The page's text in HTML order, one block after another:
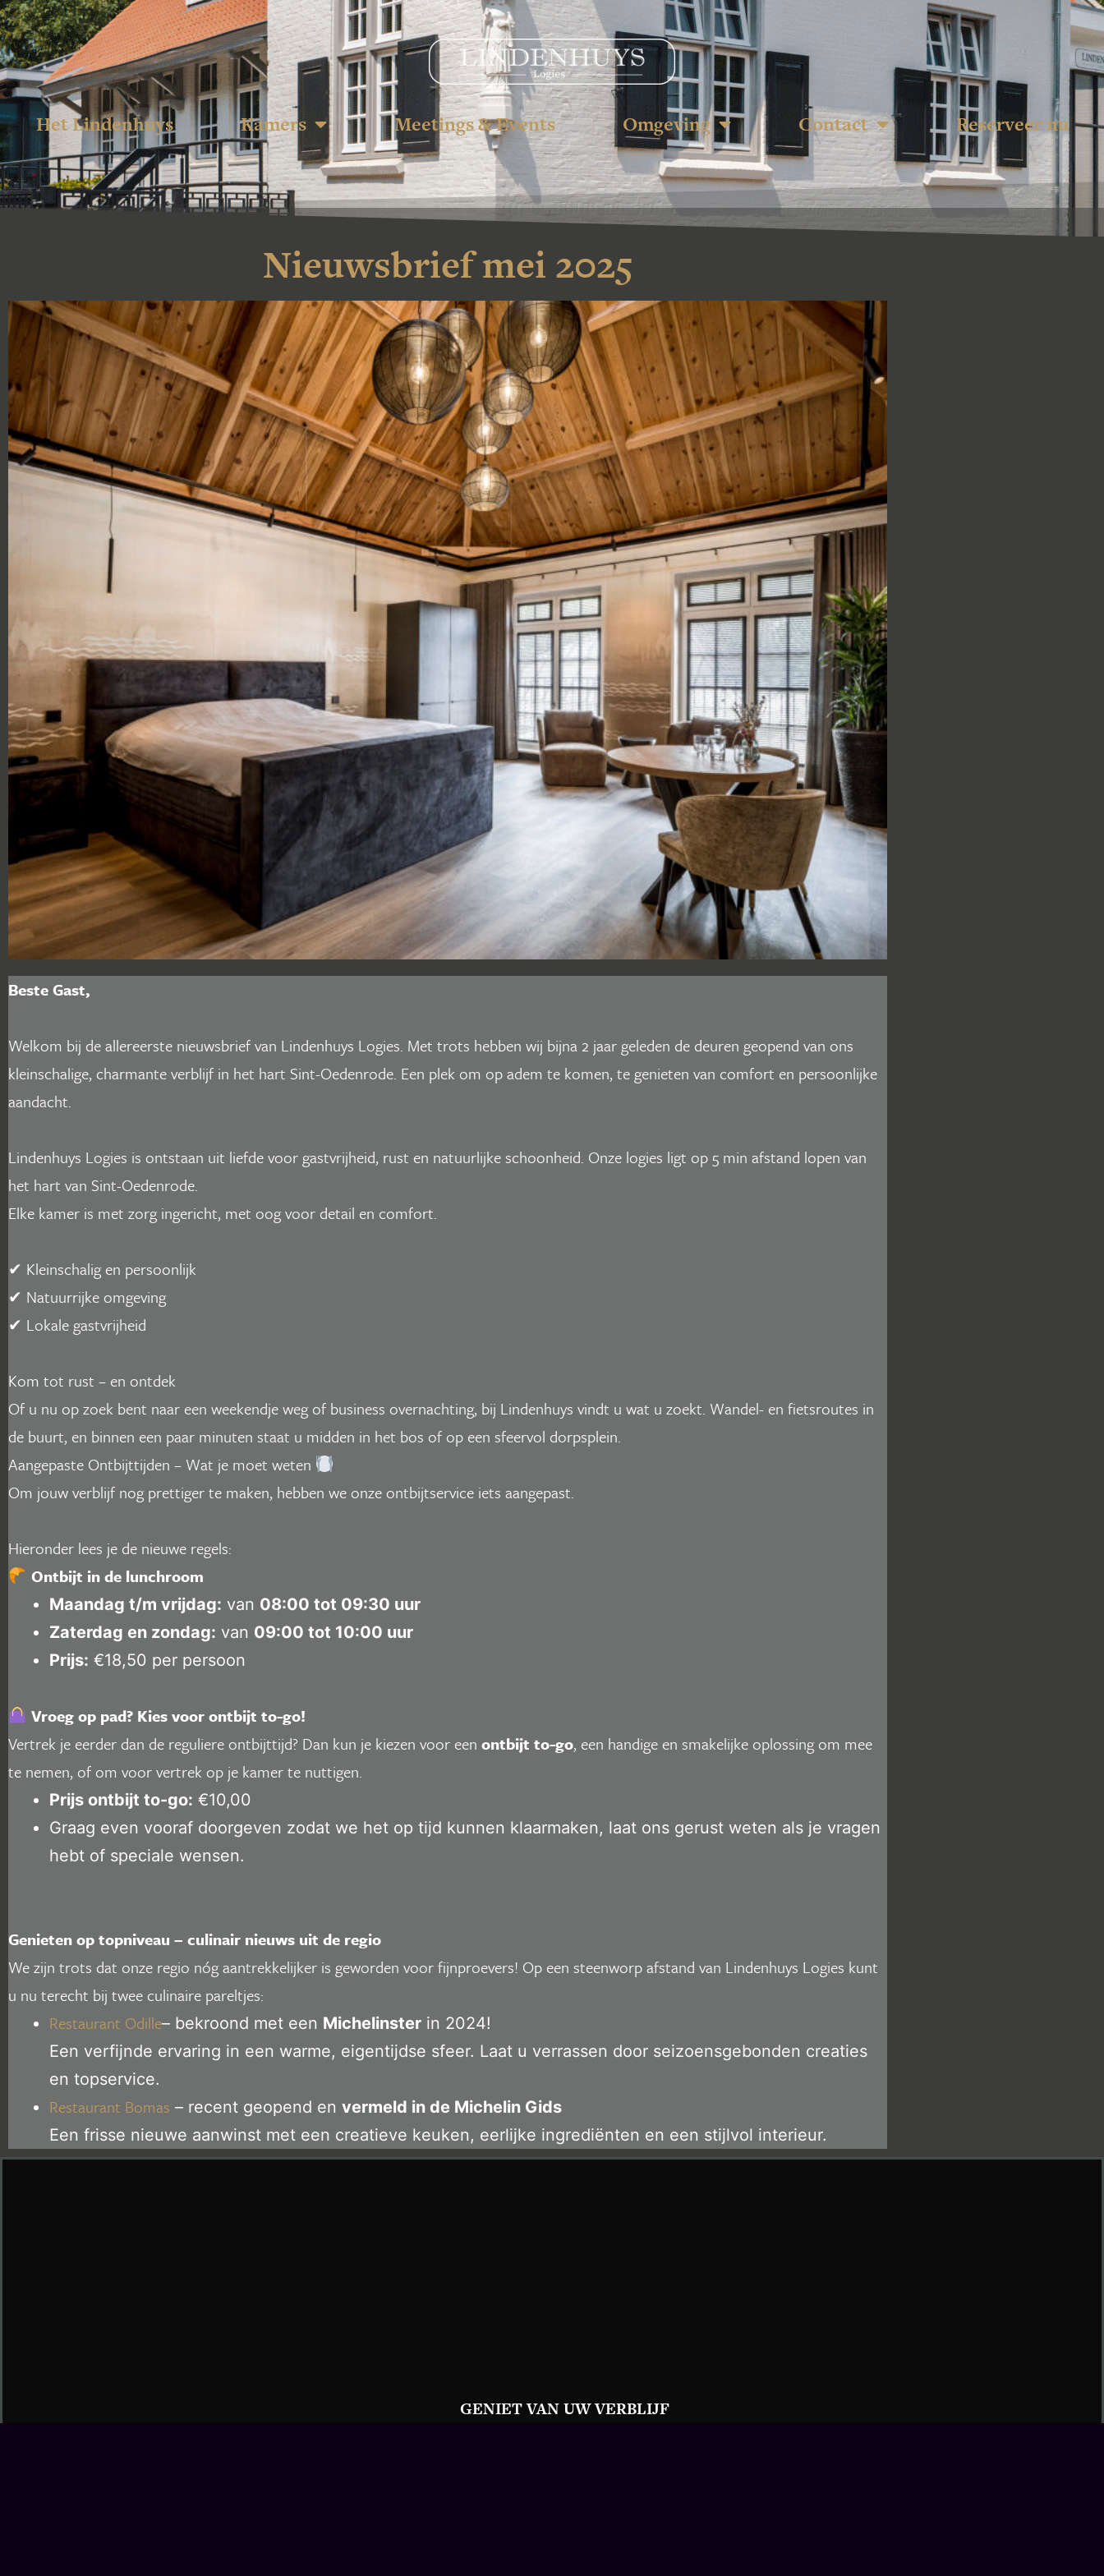
Het Lindenhuys Kamers Meetings & Events Omgeving Contact Reserveer nu
Nieuwsbrief mei 2025
Beste Gast,
Welkom bij de allereerste nieuwsbrief van Lindenhuys Logies. Met trots hebben wij bijna 2 jaar geleden de deuren geopend van ons
kleinschalige, charmante verblijf in het hart Sint-Oedenrode. Een plek om op adem te komen, te genieten van comfort en persoonlijke
aandacht.
Lindenhuys Logies is ontstaan uit liefde voor gastvrijheid, rust en natuurlijke schoonheid. Onze logies ligt op 5 min afstand lopen van
het hart van Sint-Oedenrode.
Elke kamer is met zorg ingericht, met oog voor detail en comfort.
✔ Kleinschalig en persoonlijk
✔ Natuurrijke omgeving
✔ Lokale gastvrijheid
Kom tot rust – en ontdek
Of u nu op zoek bent naar een weekendje weg of business overnachting, bij Lindenhuys vindt u wat u zoekt. Wandel- en fietsroutes in
de buurt, en binnen een paar minuten staat u midden in het bos of op een sfeervol dorpsplein.
Aangepaste Ontbijttijden – Wat je moet weten
Om jouw verblijf nog prettiger te maken, hebben we onze ontbijtservice iets aangepast.
Hieronder lees je de nieuwe regels:
Ontbijt in de lunchroom
Maandag t/m vrijdag: van 08:00 tot 09:30 uur
Zaterdag en zondag: van 09:00 tot 10:00 uur
Prijs: €18,50 per persoon
Vroeg op pad? Kies voor ontbijt to-go!
Vertrek je eerder dan de reguliere ontbijttijd? Dan kun je kiezen voor een ontbijt to-go, een handige en smakelijke oplossing om mee
te nemen, of om voor vertrek op je kamer te nuttigen.
Prijs ontbijt to-go: €10,00
Graag even vooraf doorgeven zodat we het op tijd kunnen klaarmaken, laat ons gerust weten als je vragen
hebt of speciale wensen.
Genieten op topniveau – culinair nieuws uit de regio
We zijn trots dat onze regio nóg aantrekkelijker is geworden voor fijnproevers! Op een steenworp afstand van Lindenhuys Logies kunt
u nu terecht bij twee culinaire pareltjes:
Restaurant Odille– bekroond met een Michelinster in 2024!
Een verfijnde ervaring in een warme, eigentijdse sfeer. Laat u verrassen door seizoensgebonden creaties
en topservice.
Restaurant Bomas – recent geopend en vermeld in de Michelin Gids
Een frisse nieuwe aanwinst met een creatieve keuken, eerlijke ingrediënten en een stijlvol interieur.
GENIET VAN UW VERBLIJF